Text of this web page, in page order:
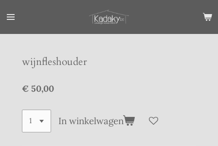
direct
wijnfleshouder
€ 50,00
In winkelwagen